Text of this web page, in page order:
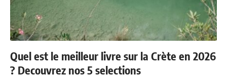
Quel est le meilleur livre sur la Crète en 2026
? Decouvrez nos 5 selections